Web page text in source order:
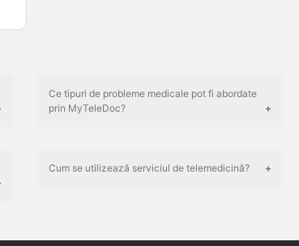
Ce tipuri de probleme medicale pot fi abordate
prin MyTeleDoc?
Cum se utilizează serviciul de telemedicină?